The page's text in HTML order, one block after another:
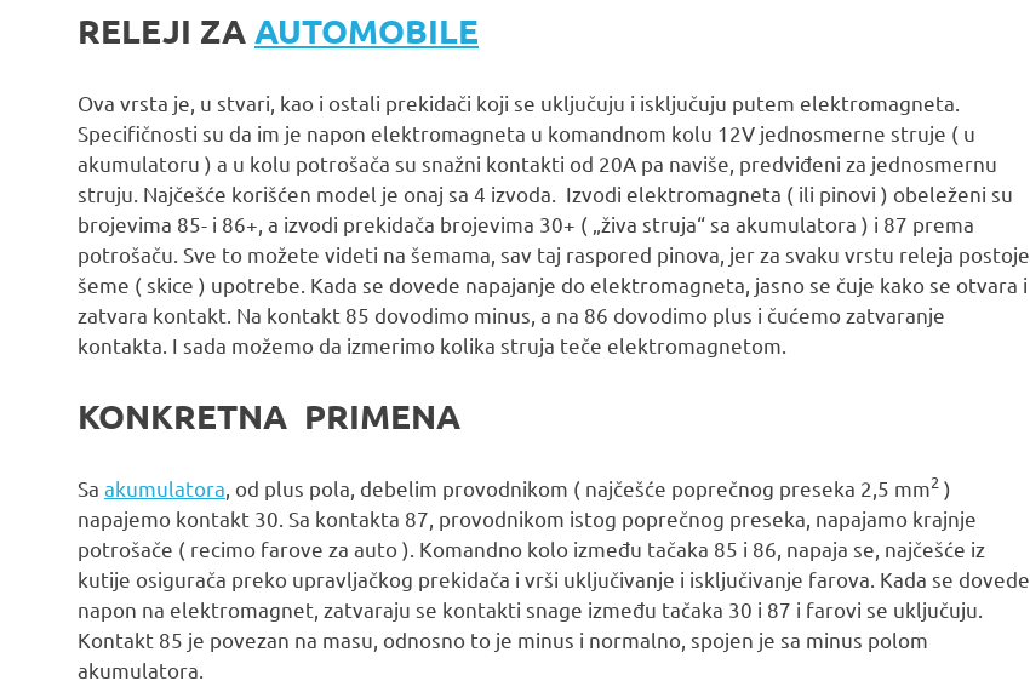
RELEJI ZA AUTOMOBILE
Ova vrsta je, u stvari, kao i ostali prekidači koji se uključuju i isključuju putem elektromagneta.
Specifičnosti su da im je napon elektromagneta u komandnom kolu 12V jednosmerne struje ( u
akumulatoru ) a u kolu potrošača su snažni kontakti od 20A pa naviše, predviđeni za jednosmernu
struju. Najčešće korišćen model je onaj sa 4 izvoda. Izvodi elektromagneta ( ili pinovi ) obeleženi su
brojevima 85- i 86+, a izvodi prekidača brojevima 30+ ( „živa struja“ sa akumulatora ) i 87 prema
potrošaču. Sve to možete videti na šemama, sav taj raspored pinova, jer za svaku vrstu releja postoje
šeme ( skice ) upotrebe. Kada se dovede napajanje do elektromagneta, jasno se čuje kako se otvara i
zatvara kontakt. Na kontakt 85 dovodimo minus, a na 86 dovodimo plus i čućemo zatvaranje
kontakta. I sada možemo da izmerimo kolika struja teče elektromagnetom.
KONKRETNA PRIMENA
Sa akumulatora , od plus pola, debelim provodnikom ( najčešće poprečnog preseka 2,5 mm2 )
napajemo kontakt 30. Sa kontakta 87, provodnikom istog poprečnog preseka, napajamo krajnje
potrošače ( recimo farove za auto ). Komandno kolo između tačaka 85 i 86, napaja se, najčešće iz
kutije osigurača preko upravljačkog prekidača i vrši uključivanje i isključivanje farova. Kada se dovede
napon na elektromagnet, zatvaraju se kontakti snage između tačaka 30 i 87 i farovi se uključuju.
Kontakt 85 je povezan na masu, odnosno to je minus i normalno, spojen je sa minus polom
akumulatora.